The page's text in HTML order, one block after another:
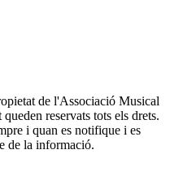
de l'Associació Musical
reservats tots els drets.
i quan es notifique i es
de la informació.